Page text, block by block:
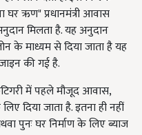
ऋण" प्रधानमंत्री आवास
मिलता है. यह अनुदान
के माध्यम से दिया जाता है यह
की गई है.
में पहले मौजूद आवास,
दिया जाता है. इतना ही नहीं
पुनः घर निर्माण के लिए ब्याज